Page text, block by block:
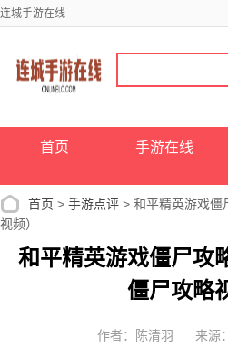
连城手游在线
首页 手游在线
首页 > 手游点评 > 和平精英游戏僵
视频）
和平精英游戏僵尸攻
僵尸攻略
作者：陈清羽
来源